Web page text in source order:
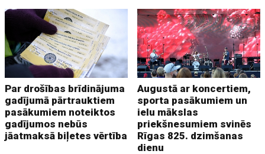
Par drošības brīdinājuma
gadījumā pārtrauktiem
pasākumiem noteiktos
gadījumos nebūs
jāatmaksā biļetes vērtība
Augustā ar koncertiem,
sporta pasākumiem un
ielu mākslas
priekšnesumiem svinēs
Rīgas 825. dzimšanas
dienu